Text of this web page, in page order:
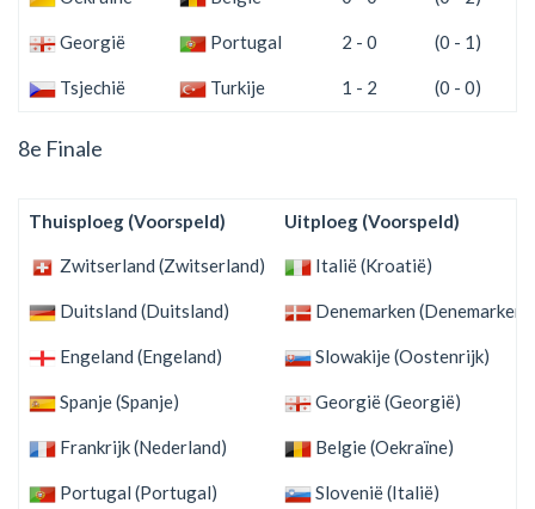
Georgië Portugal 2 - 0 (0 - 1)
Tsjechië Turkije 1 - 2 (0 - 0)
8e Finale
Thuisploeg (Voorspeld) Uitploeg (Voorspeld)
Zwitserland (Zwitserland) Italië (Kroatië)
Duitsland (Duitsland) Denemarken (Denemarken)
Engeland (Engeland) Slowakije (Oostenrijk)
Spanje (Spanje) Georgië (Georgië)
Frankrijk (Nederland) Belgie (Oekraïne)
Portugal (Portugal) Slovenië (Italië)